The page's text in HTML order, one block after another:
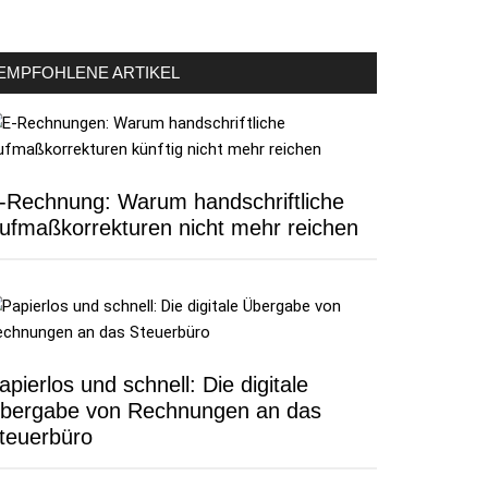
ARTIKEL
Rechnung: Warum handschriftliche
nicht mehr reichen
und schnell: Die digitale
von Rechnungen an das